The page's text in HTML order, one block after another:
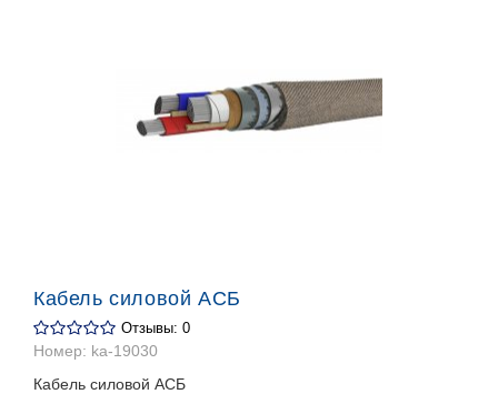
Кабель силовой АСБ
Отзывы: 0
Номер: ka-19030
Кабель силовой АСБ